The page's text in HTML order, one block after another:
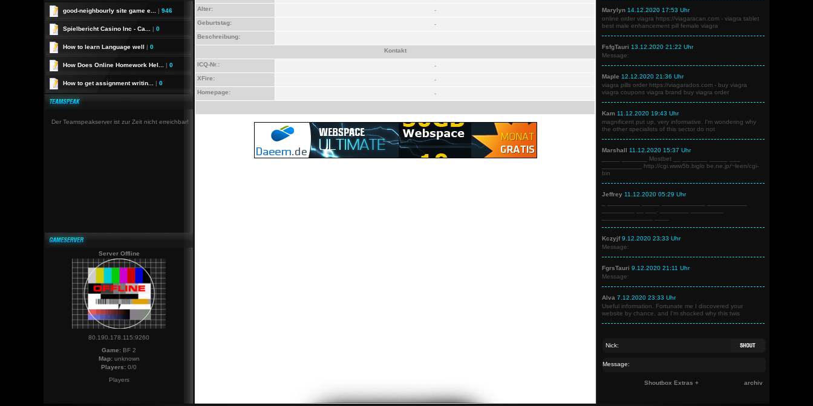
good-neighbourly site game e... | 946
Spielbericht Casino Inc - Ca... | 0
How to learn Language well | 0
How Does Online Homework Hel... | 0
How to get assignment writin... | 0
Der Teamspeakserver ist zur Zeit nicht erreichbar!
Server Offline
80.190.178.115:9260
Game: BF 2
Map:unknown
Players: 0/0
Players
Alter:
-
Geburtstag:
-
Beschreibung:
Kontakt
ICQ-Nr.:
-
XFire:
-
Homepage:
-
Marylyn 14.12.2020 17:53 Uhr
online order viagra https://viagaracan.com - viagra tablet
best male enhancement pill female viagra
FsfgTauri 13.12.2020 21:22 Uhr
Message:
Maple 12.12.2020 21:36 Uhr
viagra pills order https://viagarados.com - buy viagra
viagra coupons viagra brand buy viagra order
Kam 11.12.2020 19:43 Uhr
magnificent put up, very informative. I'm wondering why
the other specialists of this sector do not
Marshall 11.12.2020 15:37 Uhr
_____ _______ Mostbet __ _______ _____ ___
___________ http://cgi.www5b.biglo be.ne.jp/~leen/cgi-
bin
Jeffrey 11.12.2020 05:29 Uhr
Kczyjf9.12.2020 23:33 Uhr
Message:
FgrsTauri 9.12.2020 21:11 Uhr
Message:
Alva 7.12.2020 23:33 Uhr
Useful information. Fortunate me I discovered your
website by chance, and I'm shocked why this twis
Shoutbox Extras + archiv